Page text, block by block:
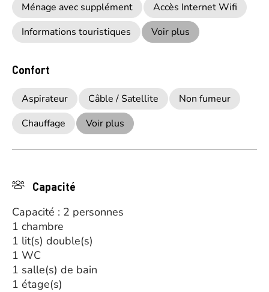
Ménage avec supplément
Accès Internet Wifi
Informations touristiques
Voir plus
Confort
Aspirateur Câble / Satellite
Non fumeur
Chauffage
Voir plus
Capacité
Capacité : 2 personnes
1 chambre
1 lit(s) double(s)
1 WC
1 salle(s) de bain
1 étage(s)